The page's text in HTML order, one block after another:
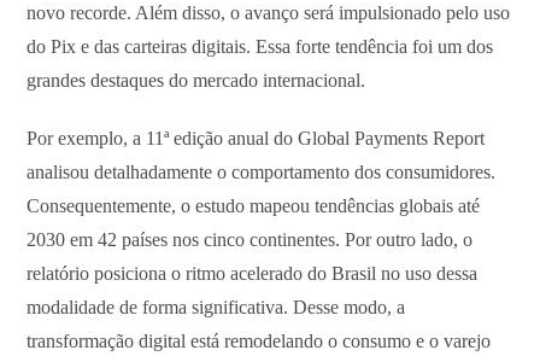
novo recorde. Além disso, o avanço será impulsionado pelo uso
do Pix e das carteiras digitais. Essa forte tendência foi um dos
grandes destaques do mercado internacional.
Por exemplo, a 11ª edição anual do Global Payments Report
analisou detalhadamente o comportamento dos consumidores.
Consequentemente, o estudo mapeou tendências globais até
2030 em 42 países nos cinco continentes. Por outro lado, o
relatório posiciona o ritmo acelerado do Brasil no uso dessa
modalidade de forma significativa. Desse modo, a
transformação digital está remodelando o consumo e o varejo